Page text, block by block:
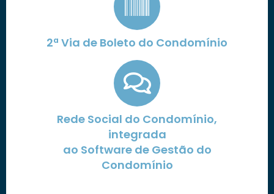
2ª Via de Boleto do Condomínio
Rede Social do Condomínio,
integrada
ao Software de Gestão do
Condomínio